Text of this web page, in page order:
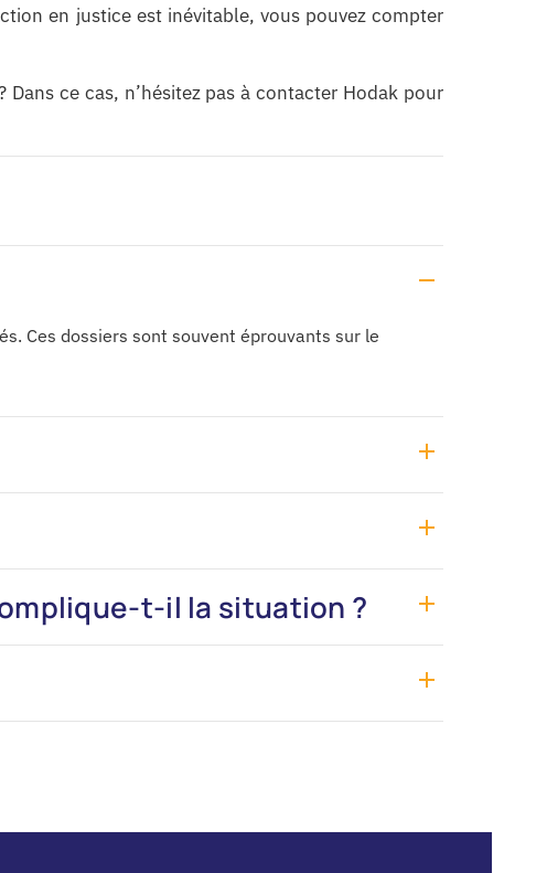
en justice est inévitable, vous pouvez compter
ce cas, n’hésitez pas à contacter Hodak pour
Ces dossiers sont souvent éprouvants sur le
t-il la situation ?